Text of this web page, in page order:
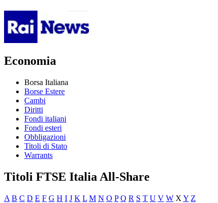
Economia
Borsa Italiana
Borse Estere
Cambi
Diritti
Fondi italiani
Fondi esteri
Obbligazioni
Titoli di Stato
Warrants
Titoli FTSE Italia All-Share
A B C D E F G H I J K L M N O P Q R S T U V W X Y Z